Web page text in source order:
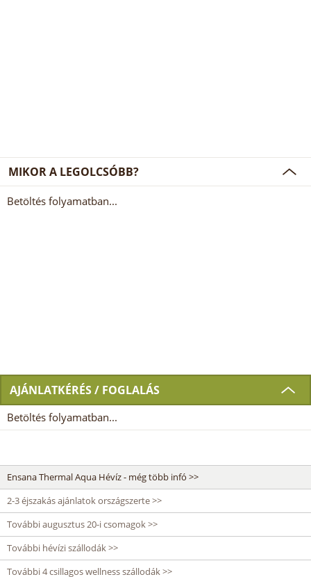
MIKOR A LEGOLCSÓBB?
Betöltés folyamatban...
AJÁNLATKÉRÉS / FOGLALÁS
Betöltés folyamatban...
Ensana Thermal Aqua Hévíz - még több infó >>
2-3 éjszakás ajánlatok országszerte >>
További augusztus 20-i csomagok >>
További hévízi szállodák >>
További 4 csillagos wellness szállodák >>